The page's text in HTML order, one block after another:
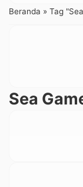
Beranda » Tag
Sea